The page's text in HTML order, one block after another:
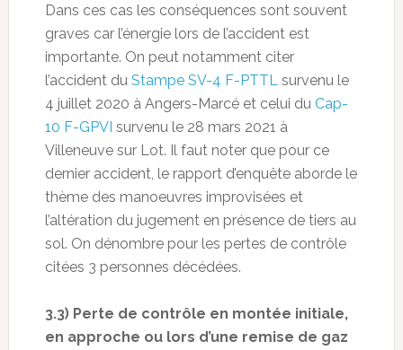
Dans ces cas les conséquences sont souvent
graves car l’énergie lors de l’accident est
importante. On peut notamment citer
l’accident du Stampe SV-4 F-PTTLsurvenu le
4 juillet 2020 à Angers-Marcé et celui du Cap-
10 F-GPVI survenu le 28 mars 2021 à
Villeneuve sur Lot. Il faut noter que pour ce
dernier accident, le rapport d’enquête aborde le
thème des manoeuvres improvisées et
l’altération du jugement en présence de tiers au
sol. On dénombre pour les pertes de contrôle
citées 3 personnes décédées.
3.3) Perte de contrôle en montée initiale,
en approche ou lors d’une remise de gaz